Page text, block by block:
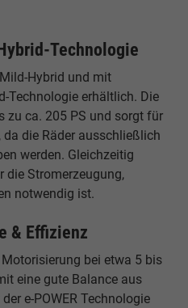
Technologie
Hybrid und mit
Technologie erhältlich. Die
zu ca. 205 PS und sorgt für
die Räder ausschließlich
werden. Gleichzeitig
die Stromerzeugung,
notwendig ist.
& Effizienz
bei etwa 5 bis
eine gute Balance aus
e-POWER Technologie